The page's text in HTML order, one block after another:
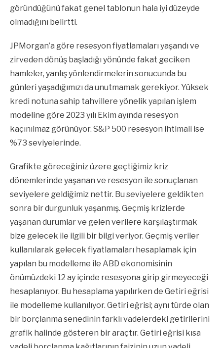
göründüğünü fakat genel tablonun hala iyi düzeyde
olmadığını belirtti.
JPMorgan’a göre resesyon fiyatlamaları yaşandı ve
zirveden dönüş başladığı yönünde fakat geciken
hamleler, yanlış yönlendirmelerin sonucunda bu
günleri yaşadığımızı da unutmamak gerekiyor. Yüksek
kredi notuna sahip tahvillere yönelik yapılan işlem
modeline göre 2023 yılı Ekim ayında resesyon
kaçınılmaz görünüyor. S&P 500 resesyon ihtimali ise
%73 seviyelerinde.
Grafikte göreceğiniz üzere geçtiğimiz kriz
dönemlerinde yaşanan ve resesyon ile sonuçlanan
seviyelere geldiğimiz nettir. Bu seviyelere geldikten
sonra bir durgunluk yaşanmış. Geçmiş krizlerde
yaşanan durumlar ve gelen verilere karşılaştırmak
bize gelecek ile ilgili bir bilgi veriyor. Geçmiş veriler
kullanılarak gelecek fiyatlamaları hesaplamak için
yapılan bu modelleme ile ABD ekonomisinin
önümüzdeki 12 ay içinde resesyona girip girmeyeceği
hesaplanıyor. Bu hesaplama yapılırken de Getiri eğrisi
ile modelleme kullanılıyor. Getiri eğrisi; aynı türde olan
bir borçlanma senedinin farklı vadelerdeki getirilerini
grafik halinde gösteren bir araçtır. Getiri eğrisi kısa